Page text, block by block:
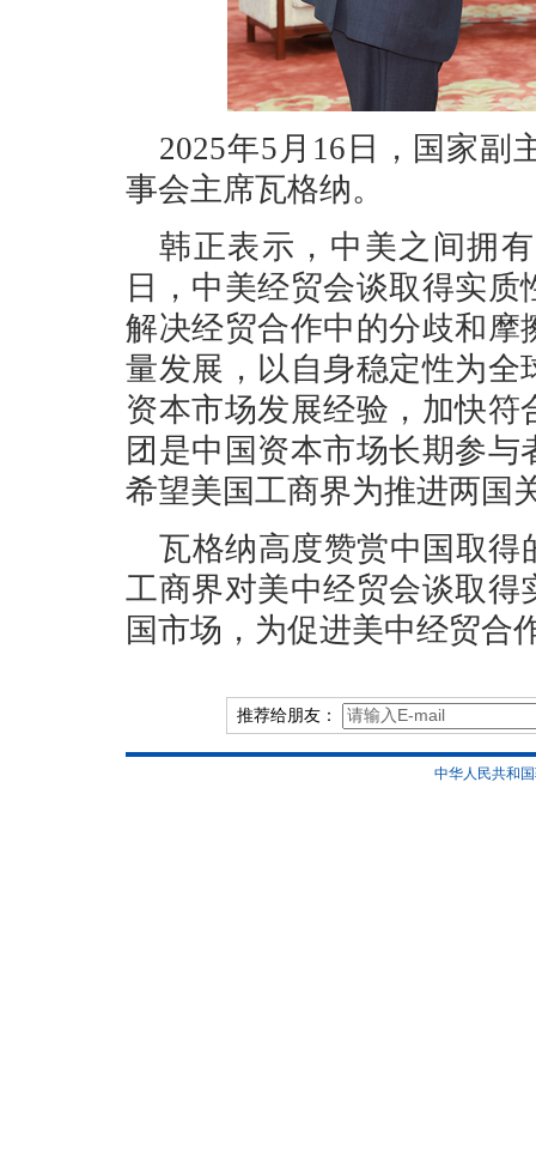
2025年5月16日，国家副
事会主席瓦格纳。
韩正表示，中美之间拥
日，中美经贸会谈取得实
解决经贸合作中的分歧和
量发展，以自身稳定性为
资本市场发展经验，加快
团是中国资本市场长期参
希望美国工商界为推进两国
瓦格纳高度赞赏中国取得
工商界对美中经贸会谈取
国市场，为促进美中经贸合
推荐给朋友：
中华人民共和